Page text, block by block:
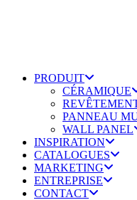
PRODUIT
CÉRAMIQUE
PANNEAU
WALL PANEL
INSPIRATION
CATALOGUES
MARKETING
ENTREPRISE
CONTACT